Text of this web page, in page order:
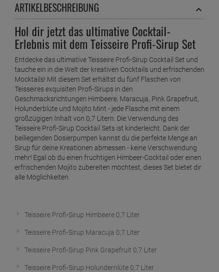
ARTIKELBESCHREIBUNG
Hol dir jetzt das ultimative Cocktail-
Erlebnis mit dem Teisseire Profi-Sirup Set
Entdecke das ultimative Teisseire Profi-Sirup Cocktail Set und
tauche ein in die Welt der kreativen Cocktails und erfrischenden
Mocktails! Mit diesem Set erhältst du fünf Flaschen von
Teisseires exquisiten Profi-Sirups in den
Geschmacksrichtungen Himbeere, Maracuja, Pink Grapefruit,
Holunderblüte und Mojito Mint - jede Flasche mit einem
großzügigen Inhalt von 0,7 Litern. Die Verwendung des
Teisseire Profi-Sirup Cocktail Sets ist kinderleicht. Dank der
beiliegenden Dosierpumpen kannst du die perfekte Menge an
Sirup für deine Kreationen abmessen - keine Verschwendung
mehr! Egal ob du einen fruchtigen Himbeer-Cocktail oder einen
erfrischenden Mojito zubereiten möchtest, dieses Set bietet dir
alle Möglichkeiten.
Teisseire Profi-Sirup Himbeere 0,7 Liter
Teisseire Profi-Sirup Maracuja 0,7 Liter
Teisseire Profi-Sirup Pink Grapefruit 0,7 Liter
Teisseire Profi-Sirup Holundernlüte 0,7 Liter